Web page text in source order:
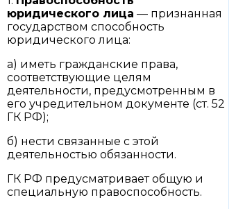
юридического лица — признанная
государством способность
юридического лица:
а) иметь гражданские права,
соответствующие целям
деятельности, предусмотренным в
его учредительном документе (ст. 52
ГК РФ);
б) нести связанные с этой
деятельностью обязанности.
ГК РФ предусматривает общую и
специальную правоспособность.